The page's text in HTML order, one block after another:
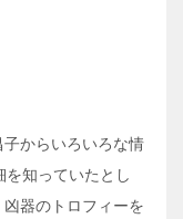
からいろいろな情
知っていたとし
器のトロフィーを